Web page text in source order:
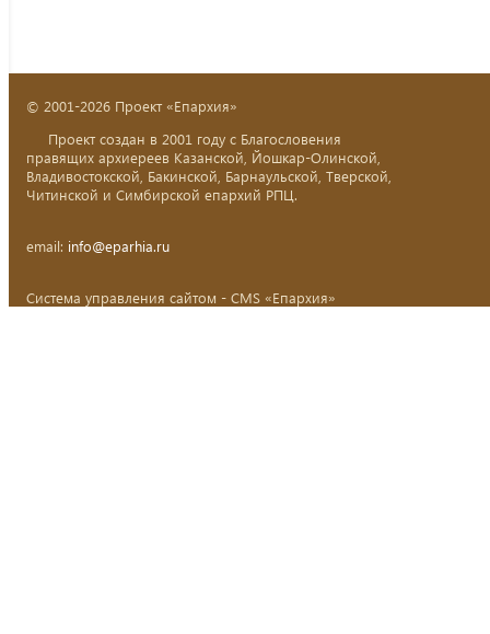
© 2001-2026 Проект «Епархия»
Проект создан в 2001 году с Благословения
правящих архиереев Казанской, Йошкар-Олинской,
Владивостокской, Бакинской, Барнаульской, Тверской,
Читинской и Симбирской епархий РПЦ.
email: info@eparhia.ru
Система управления сайтом - CMS «Епархия»